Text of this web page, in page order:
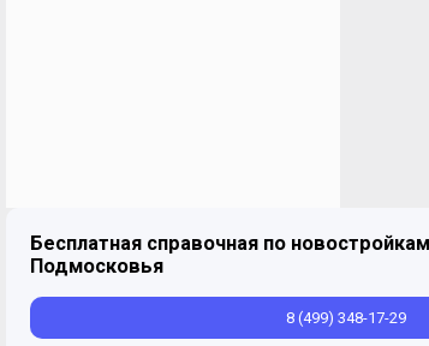
Бесплатная справочная по
Подмосковья
8 (499) 348-17-29